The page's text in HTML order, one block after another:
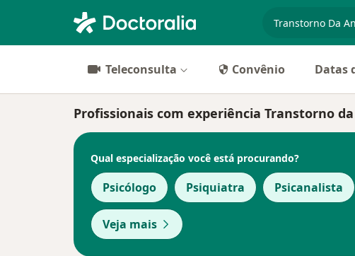
Teleconsulta Convênio Datas
Profissionais com experiência Transtorno
Qual especialização você está procurando?
Psicólogo Psiquiatra Psicanalista
Veja mais